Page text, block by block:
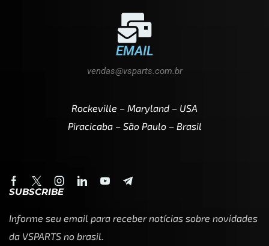
EMAIL
vendas@vsparts.com.br
Rockeville – Maryland – USA
Piracicaba – São Paulo – Brasil
SUBSCRIBE
Informe seu email para receber notícias sobre novidades
da VSPARTS no brasil.